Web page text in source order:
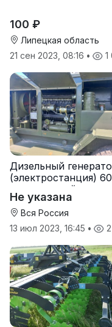
100 ₽
Липецкая область
21 сен 2023, 08:16 • 1
Дизельный
(электростанция)
-автономный
электроэнергии
Не указана
Вся Россия
13 июл 2023, 16:45 •